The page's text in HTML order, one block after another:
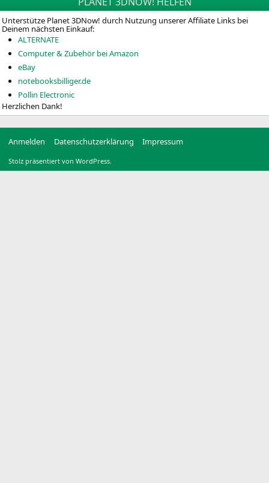
Unterstütze Planet 3DNow! durch Nutzung unserer Affiliate Links bei
Deinem nächsten Einkauf:
ALTERNATE
Computer & Zubehör bei Amazon
eBay
notebooksbilliger.de
Pollin Electronic
Herzlichen Dank!
Anmelden Datenschutzerklärung Impressum
Stolz präsentiert von WordPress.